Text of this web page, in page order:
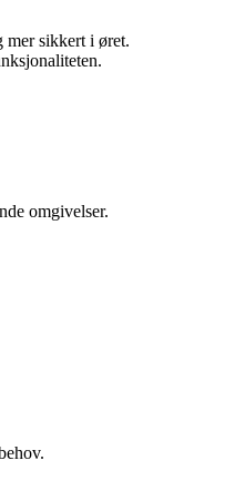
mer sikkert i øret.
omgivelser.